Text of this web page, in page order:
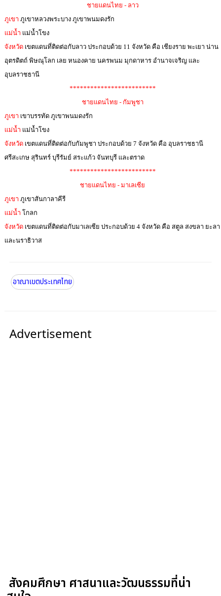
ชายแดนไทย - ลาว
ภูเขา ภูเขาหลวงพระบาง ภูเขาพนมดงรัก
แม่น้ำ แม่น้ำโขง
จังหวัดเขตแดนที่ติดต่อกับลาว ประกอบด้วย 11 จังหวัด คือ เชียงราย พะเยา น่าน
อุตรดิตถ์ พิษณุโลก เลย หนองคาย นครพนม มุกดาหาร อำนาจเจริญ และ
อุบลราชธานี
*************************
ชายแดนไทย - กัมพูชา
ภูเขา เขาบรรทัด ภูเขาพนมดงรัก
แม่น้ำ แม่น้ำโขง
จังหวัดเขตแดนที่ติดต่อกับกัมพูชา ประกอบด้วย 7 จังหวัด คือ อุบลราชธานี
ศรีสะเกษ สุรินทร์ บุรีรัมย์ สระแก้ว จันทบุรี และตราด
*************************
ชายแดนไทย - มาเลเซีย
ภูเขา ภูเขาสันกาลาคีรี
แม่น้ำ โกลก
จังหวัดเขตแดนที่ติดต่อกับมาเลเซีย ประกอบด้วย 4 จังหวัด คือ สตูล สงขลา ยะลา
และนราธิวาส
อาณาเขตประเทศไทย
Advertisement
สังคมศึกษา ศาสนาและวัฒนธรรมที่น่า